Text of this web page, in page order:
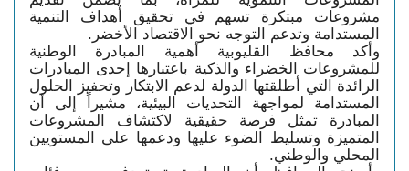
مشروعات مبتكرة تسهم في تحقيق أهداف التنمية
المستدامة وتدعم التوجه نحو الاقتصاد الأخضر.
وأكد محافظ القليوبية أهمية المبادرة الوطنية
للمشروعات الخضراء والذكية باعتبارها إحدى المبادرات
الرائدة التي أطلقتها الدولة لدعم الابتكار وتحفيز الحلول
المستدامة لمواجهة التحديات البيئية، مشيراً إلى أن
المبادرة تمثل فرصة حقيقية لاكتشاف المشروعات
المتميزة وتسليط الضوء عليها ودعمها على المستويين
المحلي والوطني.